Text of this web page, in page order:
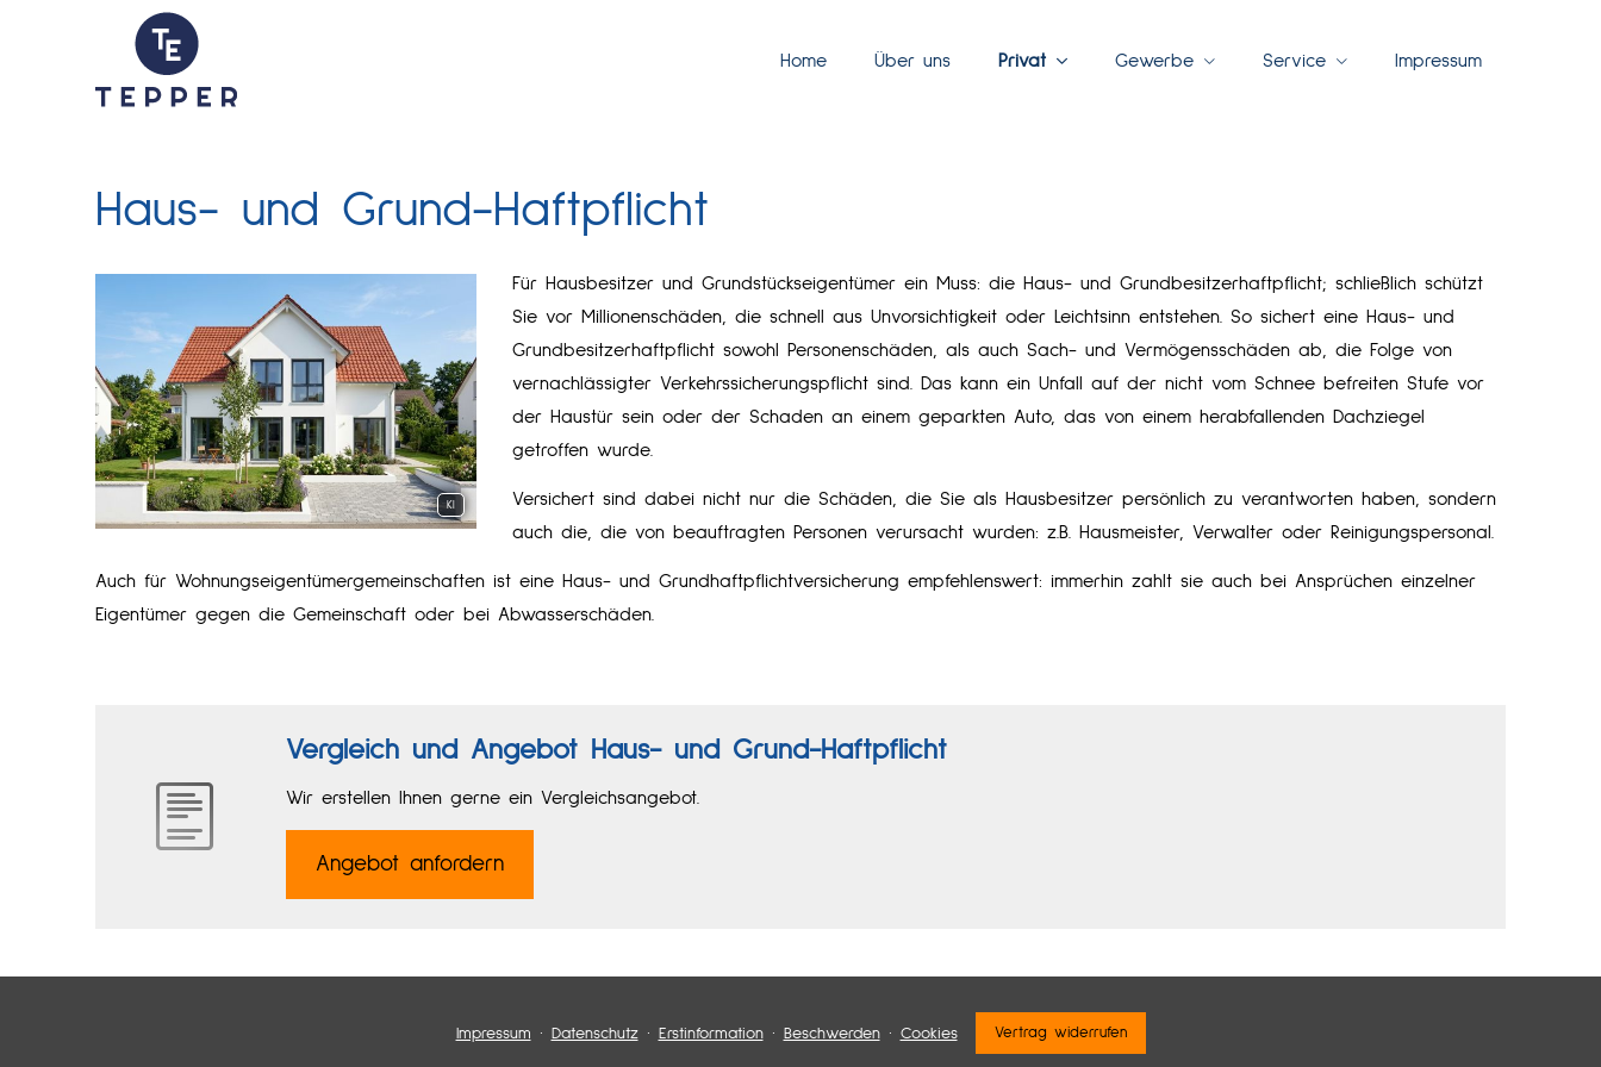
Home Über uns Privat Gewerbe Service Impressum
Haus- und Grund-Haft­pflicht
KI
Für Hausbesitzer und Grundstückseigentümer ein Muss: die Haus- und Grundbesitzerhaftpflicht; schließlich schützt
Sie vor Millionenschäden, die schnell aus Unvorsichtigkeit oder Leichtsinn entstehen. So sichert eine Haus- und
Grundbesitzerhaftpflicht sowohl Per­sonenschäden, als auch Sach- und Vermögensschäden ab, die Folge von
vernachlässigter Verkehrssicherungspflicht sind. Das kann ein Unfall auf der nicht vom Schnee befreiten Stufe vor
der Haustür sein oder der Schaden an einem geparkten Auto, das von einem herabfallenden Dachziegel
getroffen wurde.
Versichert sind dabei nicht nur die Schäden, die Sie als Hausbesitzer persönlich zu verantworten haben, sondern
auch die, die von beauftragten Per­sonen verursacht wurden: z.B. Hausmeister, Verwalter oder Reinigungspersonal.
Auch für Wohnungseigentümergemeinschaften ist eine Haus- und Grundhaftpflichtversicherung empfehlenswert: immerhin zahlt sie auch bei Ansprüchen einzelner
Eigentümer gegen die Gemeinschaft oder bei Abwasserschäden.
Vergleich und Angebot Haus- und Grund-Haft­pflicht
Wir erstellen Ihnen gerne ein Vergleichsangebot.
An­ge­bot an­for­dern
Impressum · Datenschutz· Erstinformation· Beschwerden· Cookies Vertrag widerrufen